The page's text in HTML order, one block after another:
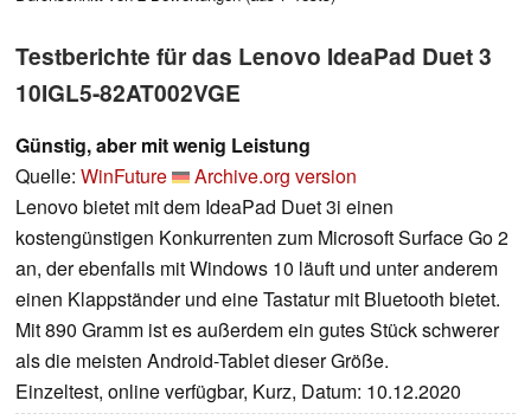
Testberichte für das Lenovo IdeaPad Duet 3
10IGL5-82AT002VGE
Günstig, aber mit wenig Leistung
Quelle: WinFuture
Archive.org version
Lenovo bietet mit dem IdeaPad Duet 3i einen
kostengünstigen Konkurrenten zum Microsoft Surface Go 2
an, der ebenfalls mit Windows 10 läuft und unter anderem
einen Klappständer und eine Tastatur mit Bluetooth bietet.
Mit 890 Gramm ist es außerdem ein gutes Stück schwerer
als die meisten Android-Tablet dieser Größe.
Einzeltest, online verfügbar, Kurz, Datum: 10.12.2020